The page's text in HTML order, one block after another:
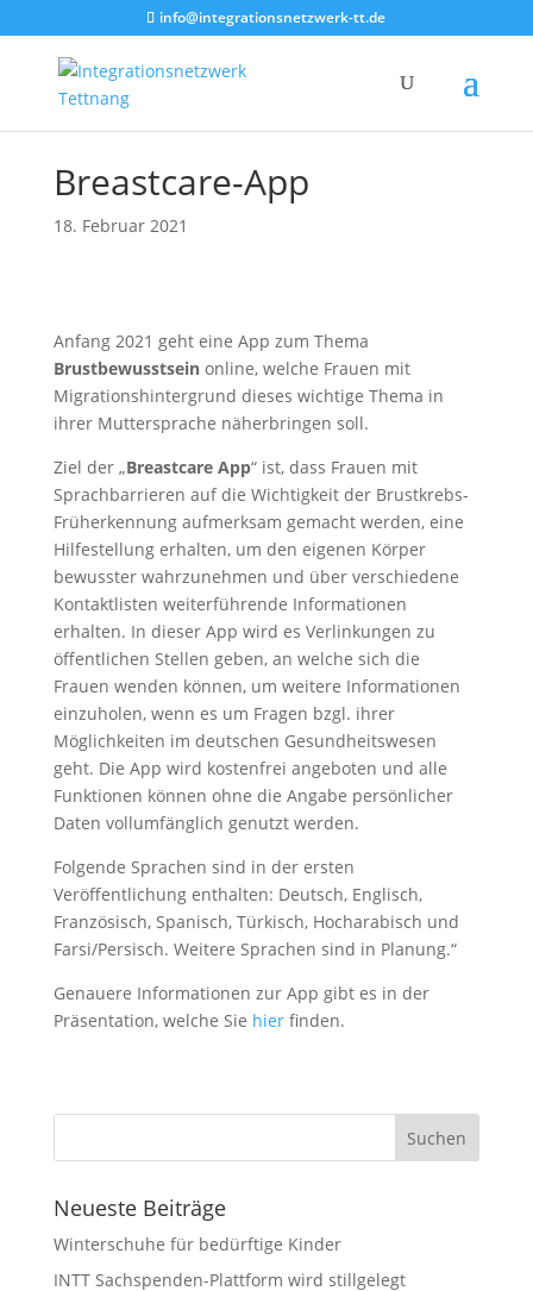
info@integrationsnetzwerk-tt.de
Breastcare-App
18. Februar 2021
Anfang 2021 geht eine App zum Thema
Brustbewusstseinonline, welche Frauen mit
Migrationshintergrund dieses wichtige Thema in
ihrer Muttersprache näherbringen soll.
Ziel der „Breastcare App“ ist, dass Frauen mit
Sprachbarrieren auf die Wichtigkeit der Brustkrebs-
Früherkennung aufmerksam gemacht werden, eine
Hilfestellung erhalten, um den eigenen Körper
bewusster wahrzunehmen und über verschiedene
Kontaktlisten weiterführende Informationen
erhalten. In dieser App wird es Verlinkungen zu
öffentlichen Stellen geben, an welche sich die
Frauen wenden können, um weitere Informationen
einzuholen, wenn es um Fragen bzgl. ihrer
Möglichkeiten im deutschen Gesundheitswesen
geht. Die App wird kostenfrei angeboten und alle
Funktionen können ohne die Angabe persönlicher
Daten vollumfänglich genutzt werden.
Folgende Sprachen sind in der ersten
Veröffentlichung enthalten: Deutsch, Englisch,
Französisch, Spanisch, Türkisch, Hocharabisch und
Farsi/Persisch. Weitere Sprachen sind in Planung.“
Genauere Informationen zur App gibt es in der
Präsentation, welche Sie hierfinden.
Neueste Beiträge
Winterschuhe für bedürftige Kinder
INTT Sachspenden-Plattform wird stillgelegt